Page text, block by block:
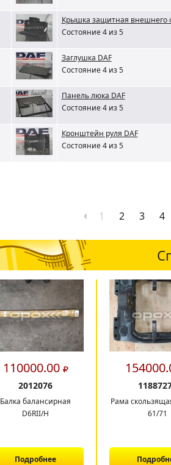
Крышка защитная внешнего
Состояние 4 из 5
Заглушка DAF
Состояние 4 из 5
Панель люка DAF
Состояние 4 из 5
Кронштейн руля DAF
Состояние 4 из 5
1 2 3 4
110000.00
2012076
Балка балансирная
D6RII/H
Подробнее
Рама
61/71